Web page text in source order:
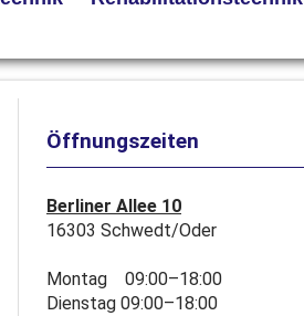
Öffnungszeiten
Berliner Allee 10
16303 Schwedt/Oder
Montag 09:00–18:00
Dienstag 09:00–18:00